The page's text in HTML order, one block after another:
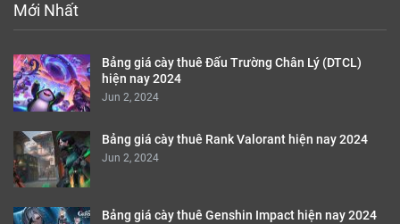
Mới Nhất
Bảng giá cày thuê Đấu Trường Chân Lý (DTCL)
hiện nay 2024
Jun 2, 2024
Bảng giá cày thuê Rank Valorant hiện nay 2024
Jun 2, 2024
Bảng giá cày thuê Genshin Impact hiện nay 2024